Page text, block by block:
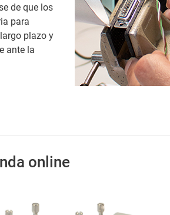
de que los
para
plazo y
ante la
online